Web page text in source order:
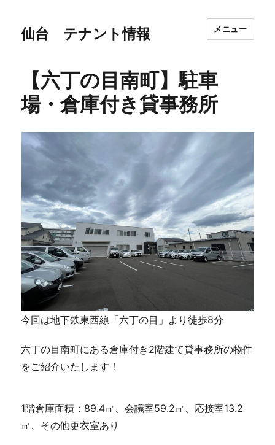
仙台 テナント情報 メニュー
【六丁の目南町】駐車
場・倉庫付き貸事務所
今回は地下鉄東西線「六丁の目」より徒歩8分
六丁の目南町にある倉庫付き2階建て貸事務所の物件
をご紹介いたします！
1階倉庫面積：89.4㎡、会議室59.2㎡、応接室13.2
㎡、その他更衣室あり